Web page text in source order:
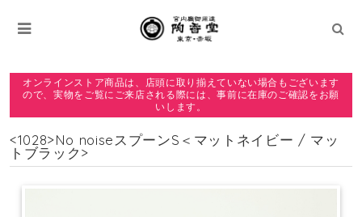
オンラインストア商品は、店頭に取り揃えていない場合もございます
ので、実物をご覧にご来店される際には、事前に在庫のご確認をお願
いします。
<1028>No noiseスプーンS＜マットネイビー / マッ
トブラック>